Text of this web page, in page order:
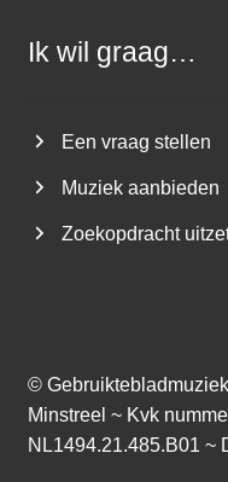
Ik wil graag…
Een vraag stellen
Muziek aanbieden
Zoekopdracht
©
Minstreel ~ Kvk
NL1494.21.485.B01 ~